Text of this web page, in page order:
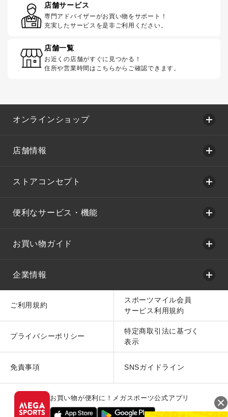
店舗サービス
専門アドバイザーがお買い物をサポート！
充実したサービスを是非ご利用ください。
店舗一覧
お近くの店舗がすぐに見つかる！
住所や営業時間はこちらからご確認できます。
オンラインショップ
店舗情報
ストアコンセプト
便利なサービス・機能
お買い物ガイド
企業情報
ご利用規約
スポーツマイル会員
サービス利用規約
プライバシーポリシー
特定商取引法に基づく
表示
免責事項 SNSガイドライン
お買い物が便利に！メガスポーツ公式アプリ